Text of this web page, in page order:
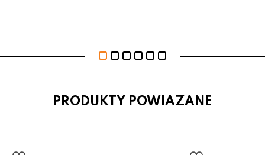
PRODUKTY POWIAZANE